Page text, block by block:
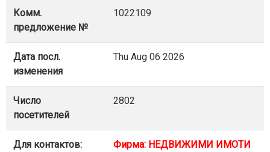
Комм.
предложение №
1022109
Дата посл.
изменения
Thu Aug 06 2026
Число
посетителей
2802
Для контактов:
Фирма: НЕДВИЖИМИ ИМОТИ